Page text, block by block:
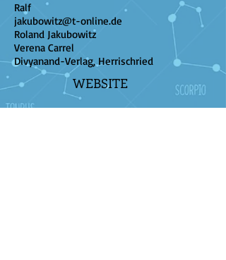
Ralf
jakubowitz@t-online.de
Roland Jakubowitz
Verena Carrel
Divyanand-Verlag, Herrischried
WEBSITE